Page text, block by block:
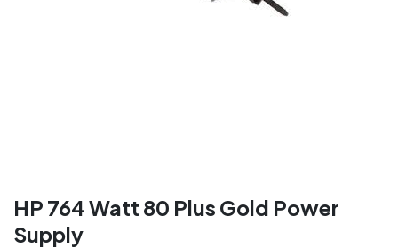
HP 764 Watt 80 Plus Gold Power
Supply